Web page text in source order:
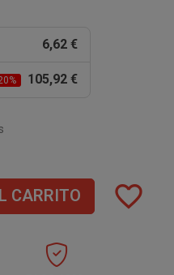
6,62 €
105,92 €
CARRITO favorite_border